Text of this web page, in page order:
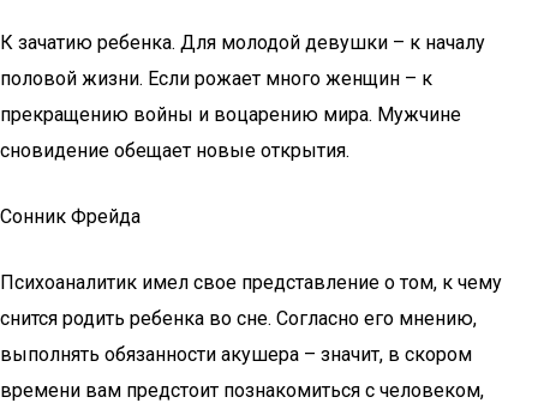
К зачатию ребенка. Для молодой девушки – к началу
половой жизни. Если рожает много женщин – к
прекращению войны и воцарению мира. Мужчине
сновидение обещает новые открытия.
Сонник Фрейда
Психоаналитик имел свое представление о том, к чему
снится родить ребенка во сне. Согласно его мнению,
выполнять обязанности акушера – значит, в скором
времени вам предстоит познакомиться с человеком,